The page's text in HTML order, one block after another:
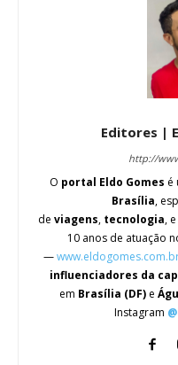
Editores |
http://
O portal Eldo Gomes é
Brasília,
de viagens, tecnologia, e
10 anos de atuação
—
influenciadores da
em Brasília (DF)e
Instagram